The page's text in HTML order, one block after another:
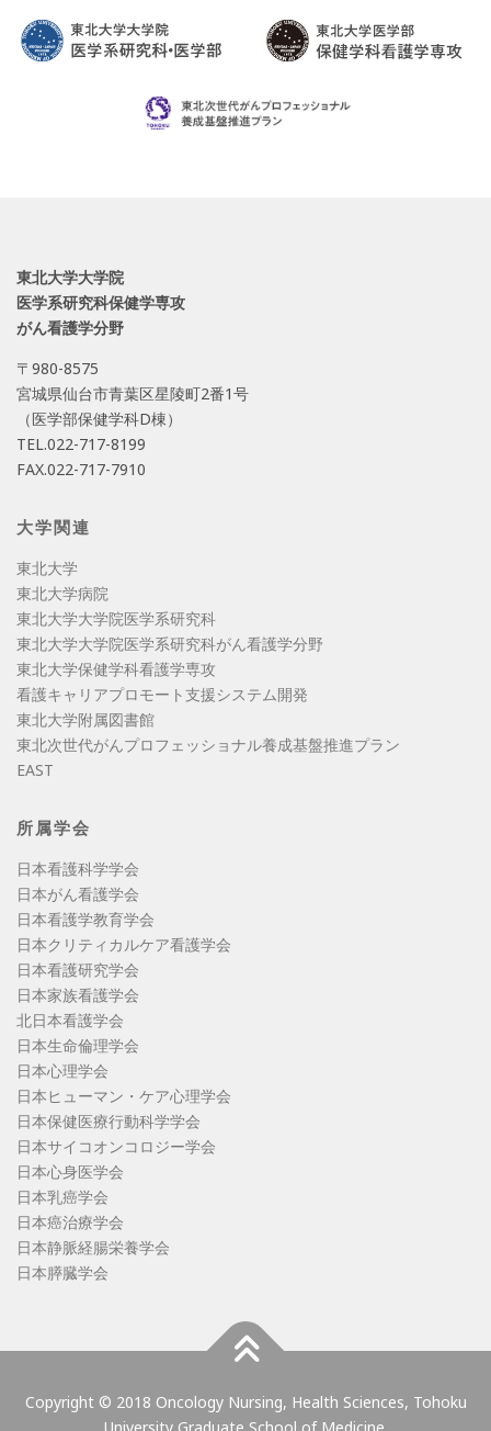
東北大学大学院
医学系研究科保健学専攻
がん看護学分野
〒980-8575
宮城県仙台市青葉区星陵町2番1号
（医学部保健学科D棟）
TEL.022-717-8199
FAX.022-717-7910
大学関連
東北大学
東北大学病院
東北大学大学院医学系研究科
東北大学大学院医学系研究科がん看護学分野
東北大学保健学科看護学専攻
看護キャリアプロモート支援システム開発
東北大学附属図書館
東北次世代がんプロフェッショナル養成基盤推進プラン
EAST
所属学会
日本看護科学学会
日本がん看護学会
日本看護学教育学会
日本クリティカルケア看護学会
日本看護研究学会
日本家族看護学会
北日本看護学会
日本生命倫理学会
日本心理学会
日本ヒューマン・ケア心理学会
日本保健医療行動科学学会
日本サイコオンコロジー学会
日本心身医学会
日本乳癌学会
日本癌治療学会
日本静脈経腸栄養学会
日本膵臓学会
Copyright © 2018 Oncology Nursing, Health Sciences, Tohoku